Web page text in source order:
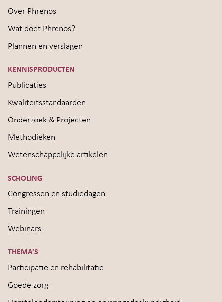
Over Phrenos
Wat doet Phrenos?
Plannen en verslagen
KENNISPRODUCTEN
Publicaties
Kwaliteitsstandaarden
Onderzoek & Projecten
Methodieken
Wetenschappelijke artikelen
SCHOLING
Congressen en studiedagen
Trainingen
Webinars
THEMA’S
Participatie en rehabilitatie
Goede zorg